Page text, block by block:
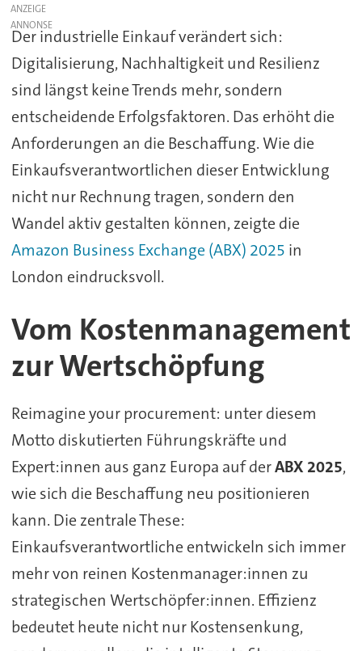
ANZEIGE
Der industrielle Einkauf verändert sich:
Digitalisierung, Nachhaltigkeit und Resilienz
sind längst keine Trends mehr, sondern
entscheidende Erfolgsfaktoren. Das erhöht die
Anforderungen an die Beschaffung. Wie die
Einkaufsverantwortlichen dieser Entwicklung
nicht nur Rechnung tragen, sondern den
Wandel aktiv gestalten können, zeigte die
Amazon Business Exchange (ABX) 2025 in
London eindrucksvoll.
Vom Kostenmanagement
zur Wertschöpfung
Reimagine your procurement: unter diesem
Motto diskutierten Führungskräfte und
Expert:innen aus ganz Europa auf derABX 2025,
wie sich die Beschaffung neu positionieren
kann. Die zentrale These:
Einkaufsverantwortliche entwickeln sich immer
mehr von reinen Kostenmanager:innen zu
strategischen Wertschöpfer:innen. Effizienz
bedeutet heute nicht nur Kostensenkung,